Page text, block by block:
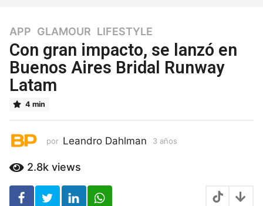
3
a
ñ
o
a
o
s
APP ,GLAMOUR ,LIFESTYLE
Con gran impacto, se lanzó en
Buenos Aires Bridal Runway
Latam
4 min
por Leandro Dahlman 3 años
2.8k views